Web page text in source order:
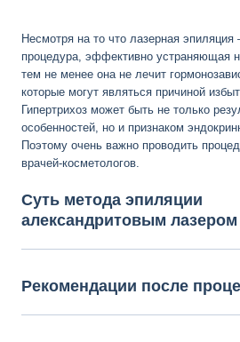
Несмотря на то что лазерная
процедура, эффективно устраняющая
тем не менее она не лечит
которые могут являться причиной
Гипертрихоз может быть не только
особенностей, но и признаком
Поэтому очень важно проводить
врачей-косметологов.
Суть метода эпиляции
александритовым лазером
Рекомендации после